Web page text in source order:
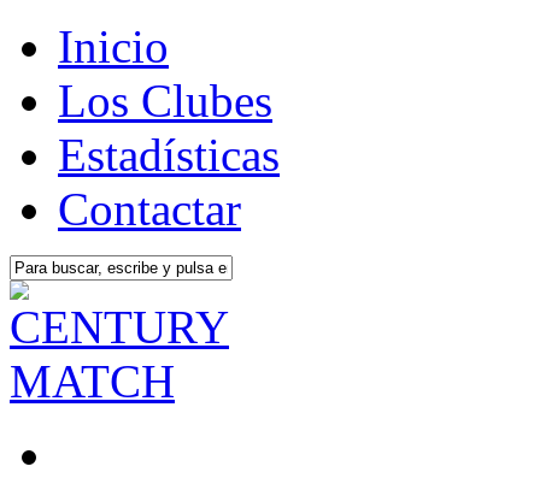
Inicio
Los Clubes
Estadísticas
Contactar